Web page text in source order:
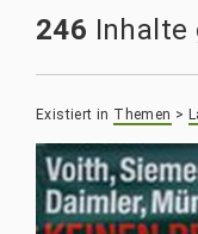
246 Inhalte
Existiert in Themen >